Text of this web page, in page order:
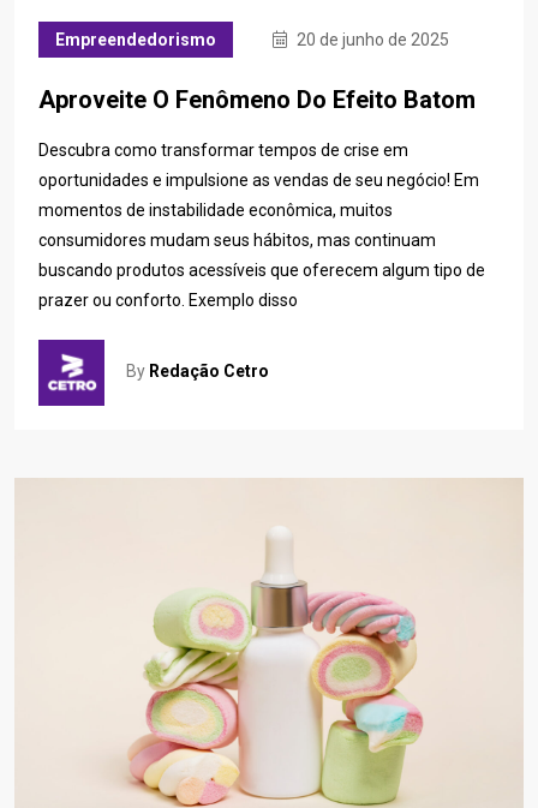
Empreendedorismo 20 de junho de 2025
Aproveite O Fenômeno Do Efeito Batom
Descubra como transformar tempos de crise em
oportunidades e impulsione as vendas de seu negócio! Em
momentos de instabilidade econômica, muitos
consumidores mudam seus hábitos, mas continuam
buscando produtos acessíveis que oferecem algum tipo de
prazer ou conforto. Exemplo disso
By Redação Cetro